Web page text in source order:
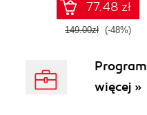
77.48 zł
149.00zł (-48%)
więcej »